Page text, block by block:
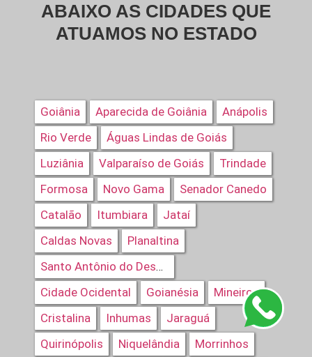
ABAIXO AS CIDADES QUE
ATUAMOS NO ESTADO
Goiânia Aparecida de Goiânia
Anápolis
Rio Verde
Águas Lindas de Goiás
Luziânia
Valparaíso de Goiás
Trindade
Formosa
Novo Gama
Senador Canedo
Catalão
Itumbiara
Jataí
Caldas Novas
Planaltina
Santo Antônio do Descoberto
Cidade Ocidental Goianésia
Mineiros
Cristalina
Inhumas
Jaraguá
Quirinópolis
Niquelândia Morrinhos